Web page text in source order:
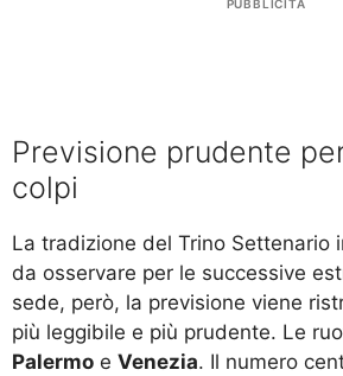
PUBBLICITÀ
Previsione prudente
colpi
La tradizione del Trino Settenario
da osservare per le successive
sede, però, la previsione viene
più leggibile e più prudente. Le
Palermo e Venezia. Il numero